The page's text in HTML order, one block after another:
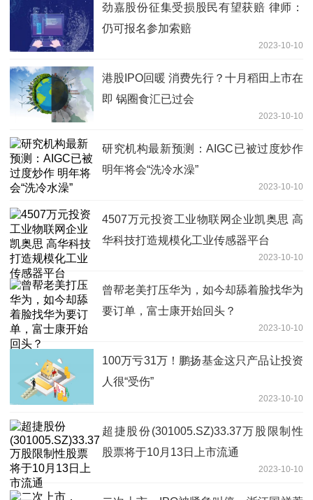
劲嘉股份征集受损股民有望获赔 律师：
仍可报名参加索赔
2023-10-10
港股IPO回暖 消费先行？十月稻田上市在
即 锅圈食汇已过会
2023-10-10
研究机构最新预测：AIGC已被过度炒作
明年将会“洗冷水澡”
2023-10-10
4507万元投资工业物联网企业凯奥思 高
华科技打造规模化工业传感器平台
2023-10-10
曾帮老美打压华为，如今却舔着脸找华为
要订单，富士康开始回头？
2023-10-10
100万亏31万！鹏扬基金这只产品让投资
人很“受伤”
2023-10-10
超捷股份(301005.SZ)33.37万股限制性
股票将于10月13日上市流通
2023-10-10